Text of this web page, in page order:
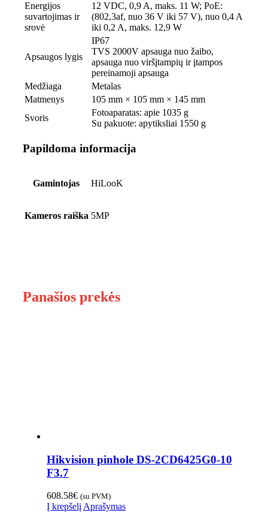
Energijos
suvartojimas ir
srovė
12 VDC, 0,9 A, maks. 11 W; PoE:
(802,3af, nuo 36 V iki 57 V), nuo 0,4 A
iki 0,2 A, maks. 12,9 W
Apsaugos lygis
IP67
TVS 2000V apsauga nuo žaibo,
apsauga nuo viršįtampių ir įtampos
pereinamoji apsauga
Medžiaga
Metalas
Matmenys
105 mm × 105 mm × 145 mm
Svoris
Fotoaparatas: apie 1035 g
Su pakuote: apytiksliai 1550 g
Papildoma informacija
Gamintojas HiLooK
Kameros raiška 5MP
Panašios prekės
Hikvision pinhole DS-2CD6425G0-10
F3.7
608.58€ (su PVM)
Į krepšelį Aprašymas